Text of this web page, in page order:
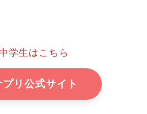
学生はこちら
リ公式サイト